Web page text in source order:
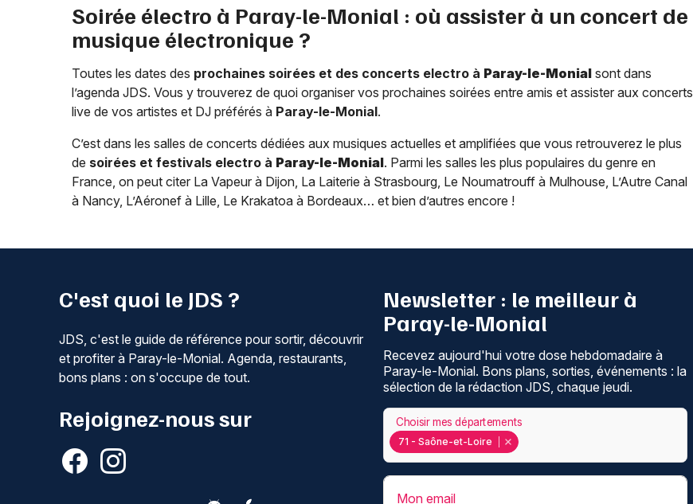
Soirée électro à Paray-le-Monial : où assister à un concert de
musique électronique ?
Toutes les dates des prochaines soirées et des concerts electro à Paray-le-Monial sont dans
l’agenda JDS. Vous y trouverez de quoi organiser vos prochaines soirées entre amis et assister aux concerts
live de vos artistes et DJ préférés à Paray-le-Monial.
C’est dans les salles de concerts dédiées aux musiques actuelles et amplifiées que vous retrouverez le plus
de soirées et festivals electro à Paray-le-Monial. Parmi les salles les plus populaires du genre en
France, on peut citer La Vapeur à Dijon, La Laiterie à Strasbourg, Le Noumatrouff à Mulhouse, L’Autre Canal
à Nancy, L’Aéronef à Lille, Le Krakatoa à Bordeaux… et bien d’autres encore !
C'est quoi le JDS ?
JDS, c'est le guide de référence pour sortir, découvrir
et profiter à Paray-le-Monial. Agenda, restaurants,
bons plans : on s'occupe de tout.
Rejoignez-nous sur
Newsletter : le meilleur à
Paray-le-Monial
Recevez aujourd'hui votre dose hebdomadaire à
Paray-le-Monial. Bons plans, sorties, événements : la
sélection de la rédaction JDS, chaque jeudi.
71 - Saône-et-Loire
Choisir mes départements
Mon email